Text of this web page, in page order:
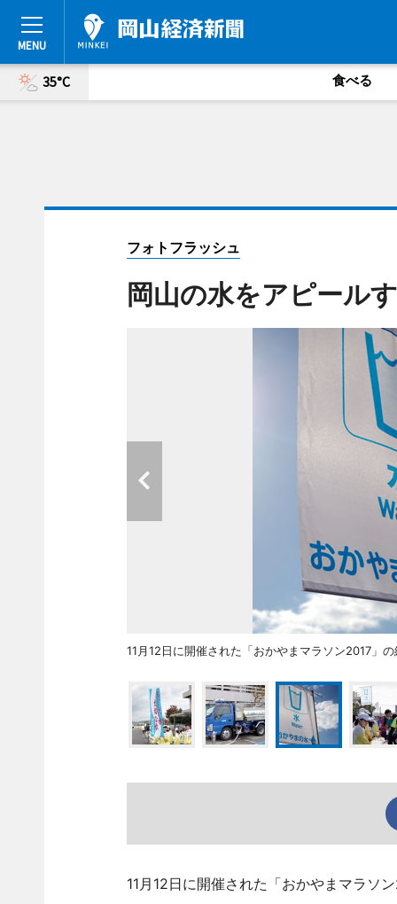
35°C 食べる
フォトフラッシュ
岡山の水をアピール
11月12日に開催された「おかやまマラソン2017」
11月12日に開催された「おかやまマラソ